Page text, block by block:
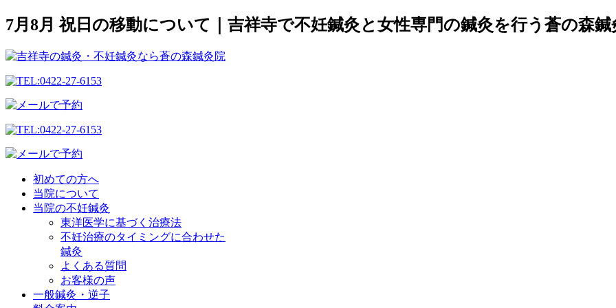
7月8月 祝日の移動について｜吉祥寺で不妊鍼灸と女性専門の鍼灸を行う蒼の森鍼
初めての方へ
当院について
当院の不妊鍼灸
東洋医学に基づく治療法
不妊治療のタイミングに合わせた
鍼灸
よくある質問
お客様の声
一般鍼灸・逆子